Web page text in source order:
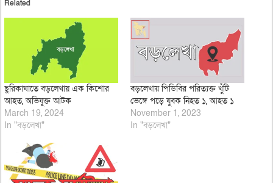
Related
ছুরিকাঘাতে বড়লেখায় এক কিশোর
আহত, অভিযুক্ত আটক
March 19, 2024
In "বড়লেখা"
বড়লেখায় পিডিবির পরিত্যক্ত খুঁটি
ভেঙ্গে পড়ে যুবক নিহত ১, আহত ১
November 1, 2023
In "বড়লেখা"